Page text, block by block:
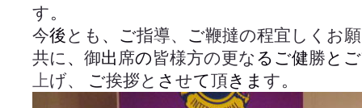
す。
今後とも 、ご指導、 ご鞭撻の程宜しくお
共に 、 御出 席の皆様方の更なるご健勝とご
上げ、 ご挨拶と さ せて頂きま す。